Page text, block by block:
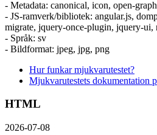
- Metadata: canonical, icon, open-
- JS-ramverk/bibliotek: angular.js,
migrate, jquery-once-plugin, jquery-ui,
- Språk: sv
- Bildformat: jpeg, jpg, png
Hur funkar mjukvarutestet?
Mjukvarutestets dokumentation
HTML
2026-07-08